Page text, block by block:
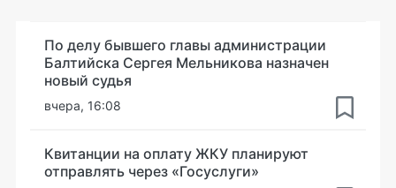
По делу бывшего главы администрации
Балтийска Сергея Мельникова назначен
новый судья
вчера, 16:08
Квитанции на оплату ЖКУ планируют
отправлять через «Госуслуги»